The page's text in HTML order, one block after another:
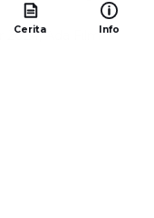
2024, Ada Film
Cerita Info